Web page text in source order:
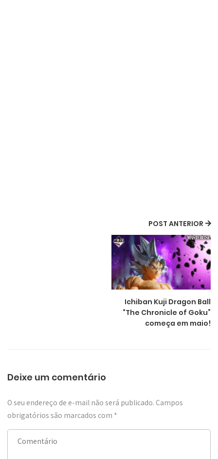
POST ANTERIOR
Ichiban Kuji Dragon Ball
“The Chronicle of Goku”
começa em maio!
Deixe um comentário
O seu endereço de e-mail não será publicado. Campos
obrigatórios são marcados com *